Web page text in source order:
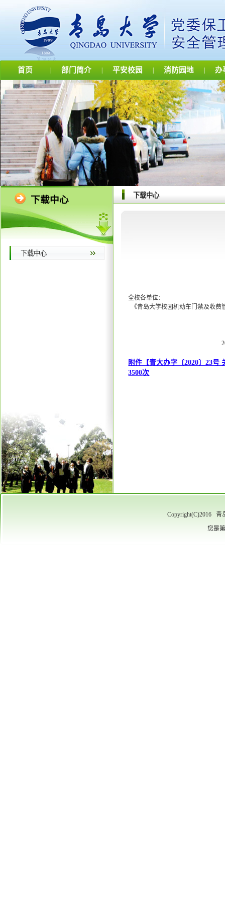
首页 部门简介 平安校园 消防园地 办
下载中心
下载中心
下载中心
全校各单位：
《青岛大学校园机动车门禁及收
2020 年 10
附件【青大办字〔2020〕23号
3500次
Copyright(C)2016
您是